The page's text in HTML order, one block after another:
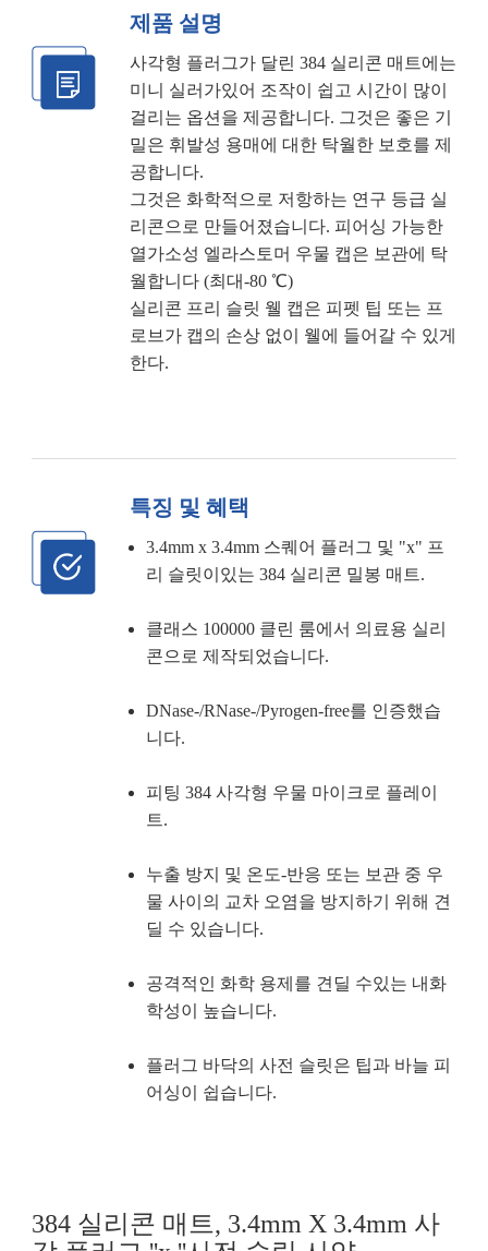
제품 설명
사각형 플러그가 달린 384 실리콘 매트에는
미니 실러가있어 조작이 쉽고 시간이 많이
걸리는 옵션을 제공합니다. 그것은 좋은 기
밀은 휘발성 용매에 대한 탁월한 보호를 제
공합니다.
그것은 화학적으로 저항하는 연구 등급 실
리콘으로 만들어졌습니다. 피어싱 가능한
열가소성 엘라스토머 우물 캡은 보관에 탁
월합니다 (최대-80 ℃)
실리콘 프리 슬릿 웰 캡은 피펫 팁 또는 프
로브가 캡의 손상 없이 웰에 들어갈 수 있게
한다.
특징 및 혜택
3.4mm x 3.4mm 스퀘어 플러그 및 "x" 프
리 슬릿이있는 384 실리콘 밀봉 매트.
클래스 100000 클린 룸에서 의료용 실리
콘으로 제작되었습니다.
DNase-/RNase-/Pyrogen-free를 인증했습
니다.
피팅 384 사각형 우물 마이크로 플레이
트.
누출 방지 및 온도-반응 또는 보관 중 우
물 사이의 교차 오염을 방지하기 위해 견
딜 수 있습니다.
공격적인 화학 용제를 견딜 수있는 내화
학성이 높습니다.
플러그 바닥의 사전 슬릿은 팁과 바늘 피
어싱이 쉽습니다.
384 실리콘 매트, 3.4mm X 3.4mm 사